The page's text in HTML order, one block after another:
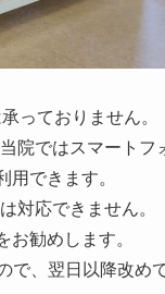
っておりません。
院ではスマートフ
できます。
対応できません。
勧めします。
、翌日以降改